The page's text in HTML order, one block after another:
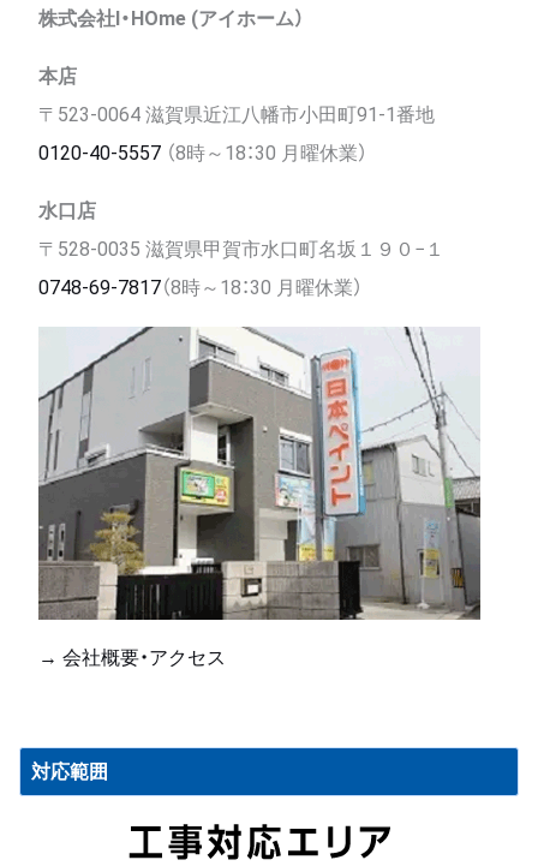
株式会社I・HOme (アイホーム）
本店
〒523-0064 滋賀県近江八幡市小田町91-1番地
0120-40-5557（8時～18：30 月曜休業）
水口店
〒528-0035 滋賀県甲賀市水口町名坂１９０−１
0748-69-7817（8時～18：30 月曜休業）
→ 会社概要・アクセス
対応範囲